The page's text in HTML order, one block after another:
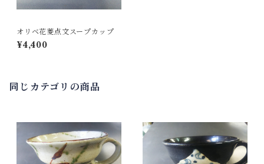
オリベ花菱点文スープカップ
¥4,400
同じカテゴリの商品